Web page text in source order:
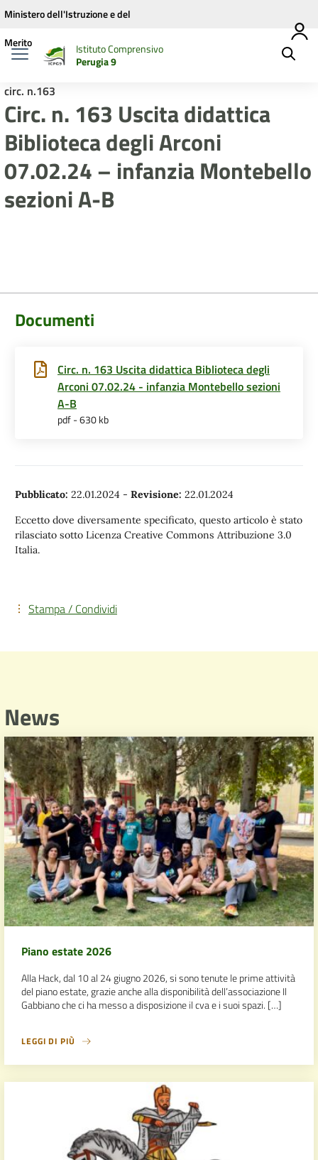
Vai ai contenuti
Vai al menu di navigazione
Vai al footer
Ministero dell'Istruzione e del
Merito
Istituto Comprensivo
Perugia 9
circ. n.163
Circ. n. 163 Uscita didattica
Biblioteca degli Arconi
07.02.24 – infanzia Montebello
sezioni A-B
Documenti
Circ. n. 163 Uscita didattica Biblioteca degli
Arconi 07.02.24 - infanzia Montebello sezioni
A-B
pdf - 630 kb
Pubblicato: 22.01.2024 - Revisione: 22.01.2024
Eccetto dove diversamente specificato, questo articolo è stato
rilasciato sotto Licenza Creative Commons Attribuzione 3.0
Italia.
Stampa / Condividi
News
Piano estate 2026
Alla Hack, dal 10 al 24 giugno 2026, si sono tenute le prime attività
del piano estate, grazie anche alla disponibilità dell’associazione Il
Gabbiano che ci ha messo a disposizione il cva e i suoi spazi. […]
LEGGI DI PIÙ